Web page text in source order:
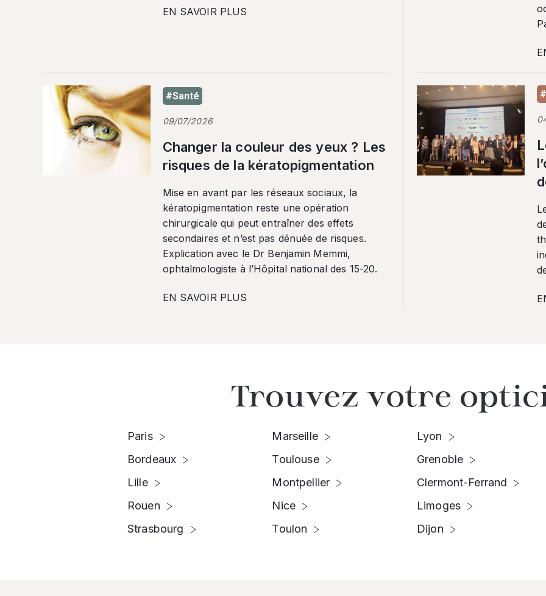
EN SAVOIR PLUS
#Santé
09/07/2026
Changer la couleur des yeux ? Les
risques de la kératopigmentation
Mise en avant par les réseaux sociaux, la
kératopigmentation reste une opération
chirurgicale qui peut entraîner des effets
secondaires et n’est pas dénuée de risques.
Explication avec le Dr Benjamin Memmi,
ophtalmologiste à l’Hôpital national des 15-20.
EN SAVOIR PLUS
Trouvez votre
Paris
Bordeaux
Lille
Rouen
Strasbourg
Marseille
Toulouse
Montpellier
Nice
Toulon
Lyon
Grenoble
Clermont-Ferrand
Limoges
Dijon